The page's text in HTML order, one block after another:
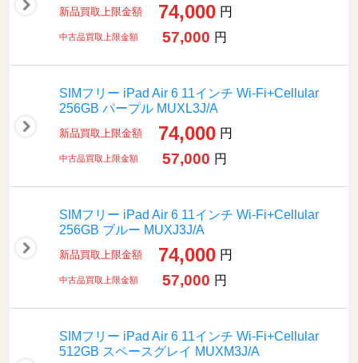
新品買取上限金額 74,000 円
中古品買取上限金額 57,000 円
SIMフリー iPad Air 6 11インチ Wi-Fi+Cellular
256GB パープル MUXL3J/A
新品買取上限金額 74,000 円
中古品買取上限金額 57,000 円
SIMフリー iPad Air 6 11インチ Wi-Fi+Cellular
256GB ブルー MUXJ3J/A
新品買取上限金額 74,000 円
中古品買取上限金額 57,000 円
SIMフリー iPad Air 6 11インチ Wi-Fi+Cellular
512GB スペースグレイ MUXM3J/A